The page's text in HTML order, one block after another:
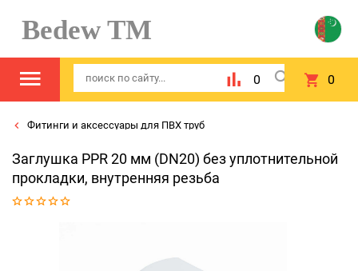
Bedew TM
0 0
Фитинги и аксессуары для ПВХ труб
Заглушка PPR 20 мм (DN20) без уплотнительной
прокладки, внутренняя резьба